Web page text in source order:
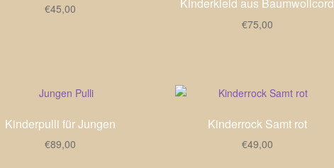
€45,00 Kinderkleid aus Baumwollcord
€75,00
Kinderpulli für Jungen
€89,00
Kinderrock Samt rot
€49,00